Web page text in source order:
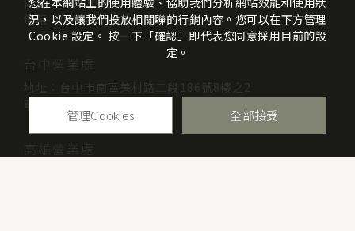
信箱：info@mcsists.com
況，以及讓我們投放相關聯的行銷內容。您可以在下方管理
Cookie 設定。 按一下「確認」即代表您同意採用目前的設
定。
管理Cookies 全部接受